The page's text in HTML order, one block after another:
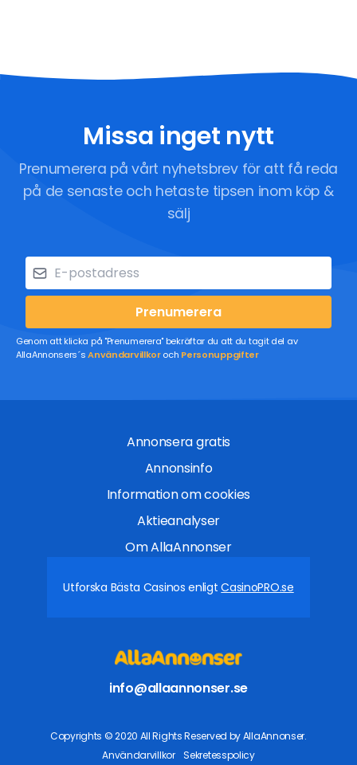
Missa inget nytt
Prenumerera på vårt nyhetsbrev för att få reda
på de senaste och hetaste tipsen inom köp &
sälj
Prenumerera
Genom att klicka på "Prenumerera" bekräftar du att du tagit del av
AllaAnnonsers´sAnvändarvillkoroch Personuppgifter
Annonsera gratis
Annonsinfo
Information om cookies
Aktieanalyser
Om AllaAnnonser
Utforska Bästa Casinos enligtCasinoPRO.se
info@allaannonser.se
Copyrights © 2020 All Rights Reserved by AllaAnnonser.
Användarvillkor
Sekretesspolicy